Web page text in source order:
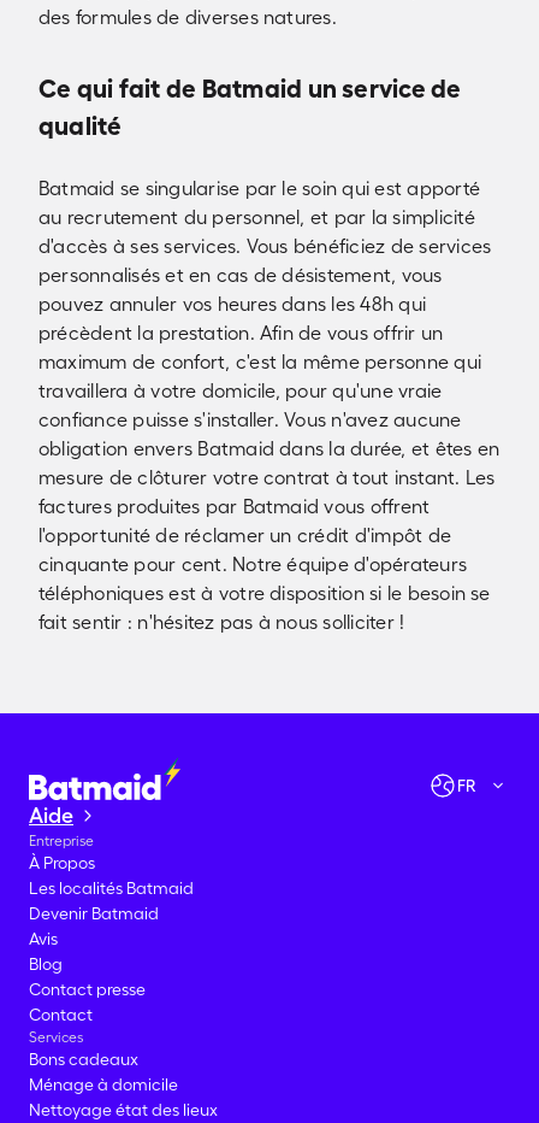
des formules de diverses natures.
Ce qui fait de Batmaid un service de
qualité
Batmaid se singularise par le soin qui est apporté
au recrutement du personnel, et par la simplicité
d'accès à ses services. Vous bénéficiez de services
personnalisés et en cas de désistement, vous
pouvez annuler vos heures dans les 48h qui
précèdent la prestation. Afin de vous offrir un
maximum de confort, c'est la même personne qui
travaillera à votre domicile, pour qu'une vraie
confiance puisse s'installer. Vous n'avez aucune
obligation envers Batmaid dans la durée, et êtes en
mesure de clôturer votre contrat à tout instant. Les
factures produites par Batmaid vous offrent
l'opportunité de réclamer un crédit d'impôt de
cinquante pour cent. Notre équipe d'opérateurs
téléphoniques est à votre disposition si le besoin se
fait sentir : n'hésitez pas à nous solliciter !
FR
Aide
Entreprise
À Propos
Les localités Batmaid
Devenir Batmaid
Avis
Blog
Contact presse
Contact
Services
Bons cadeaux
Ménage à domicile
Nettoyage état des lieux